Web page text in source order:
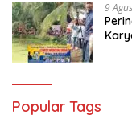
9
Popular Tags